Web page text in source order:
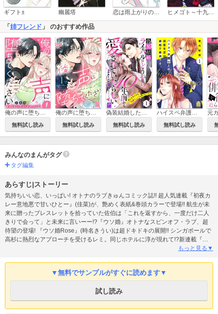
ギフト± 幽麗塔 恋は雨上がりのように ヒメゴト～十九歳の制服～
「 姉フレンド 」 のおすすめ作品
無料試し読み 無料試し読み 無料試し読み 無料試し読み
みんなのまんがタグ
タグ編集
あらすじ|ストーリー
気持ちいい恋、いっぱい! オトナのラブきゅんコミック誌!! 超人気連載『初夜カ
レー意地悪で甘いひとー』(佳菜)が、艶めく表紙&巻頭カラーで登場!! 航生が未
来に贈ったブレスレットを拾っていた佐伯は「これを返すから、一度だけ二人
きりで会って」と未来に言いーー!?『ウソ婚』オトナなスピンオフ・ラブ、超
待望の登場! 『ウソ婚Rose』(時名きうい)は超ドキドキの展開!! シンガポールで
高杉に熱烈なアプローチを受けるレミ。同じホテルに淳が現れて!?新連載『推
しと、オトナの練習はじめます』(小鶴チカ)も見逃せない!! 推しの元子役の彼
10年前から愛されていたらしい』(漫画/桃井すみれ 原作/ミーマ)、『ただいま恋
を配送中!』(二色 杏)、『ハイスペ弁護士との同居生活は最低で最高です。』(藤
代香澄)、『おいしい香りは君から』(吉井ユウ)、『愛性わるい二人ですが、運
命です。~私から発情してもいいですか?~』(桃生有希)、『カラダの恋は沼でし
た。』(丹沢ユウ)、『悪魔は腐女子に逆らえない』(中江みかよ)、『メイクして
キスして、その先は。』(仲月かな)、『手錠とはちみつ』(栄羽 弥)、『あまい三
もっと見る▼
▼無料でサンプルがすぐに読めます▼
試し読み